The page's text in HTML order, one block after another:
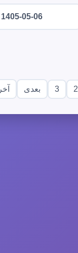
1405-05-06
2
3 بعدی آخر